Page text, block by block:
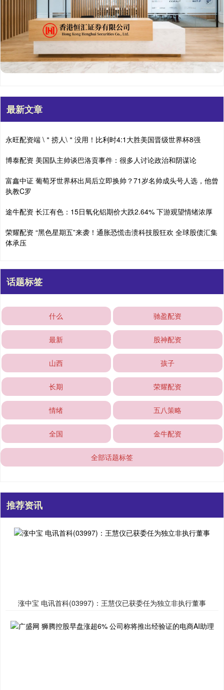
最新文章
永旺配资端 \＂捞人\＂没用！比利时4:1大胜美国晋级世界杯8强
博泰配资 美国队主帅谈巴洛贡事件：很多人讨论政治和阴谋论
富鑫中证 葡萄牙世界杯出局后立即换帅？71岁名帅成头号人选，他曾
执教C罗
途牛配资 长江有色：15日氧化铝期价大跌2.64% 下游观望情绪浓厚
荣耀配资 “黑色星期五”来袭！通胀恐慌击溃科技股狂欢 全球股债汇集
体承压
话题标签
什么 驰盈配资
最新 股神配资
山西 孩子
长期 荣耀配资
情绪 五八策略
全国 金牛配资
全部话题标签
推荐资讯
涨中宝 电讯首科(03997)：王慧仪已获委任为独立非执行董事